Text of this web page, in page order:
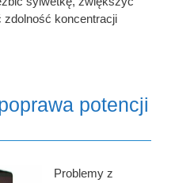
koncentracji
potencji
Problemy z